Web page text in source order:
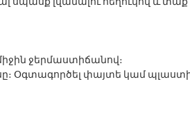
ջերմաստիճանով։
Օգտագործել փայտե կամ